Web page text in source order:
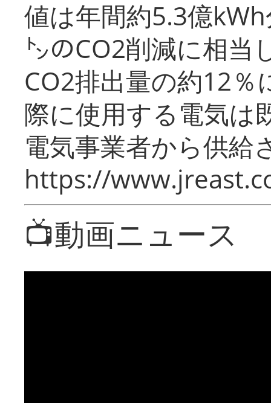
値は年間約5.3億
㌧のCO2削減に相当
CO2排出量の約12％
際に使用する電気は
電気事業者から供給
https://
📺動画ニュース